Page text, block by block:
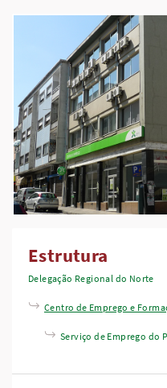
Estrutura
Delegação Regional do Norte
Centro de Emprego e
Serviço de Emprego do